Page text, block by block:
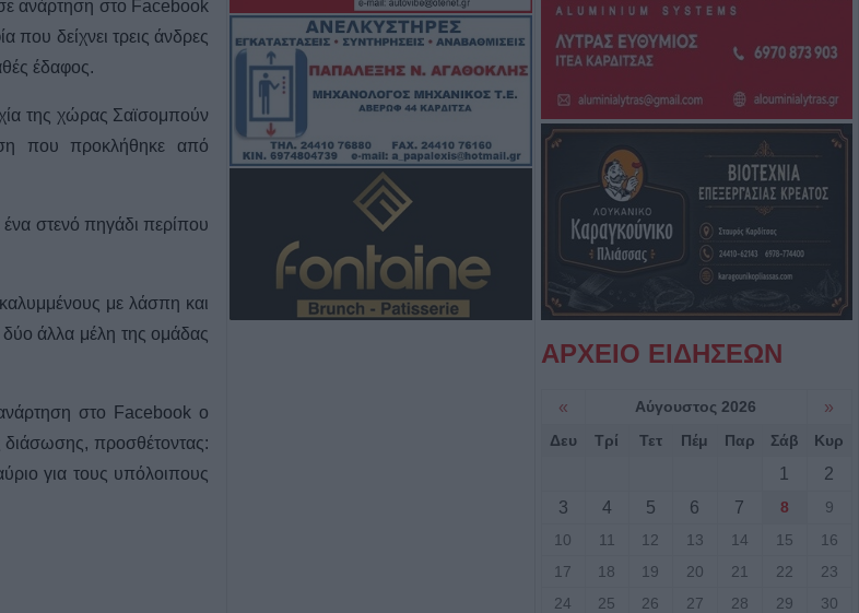
ανάρτηση στο Facebook
δείχνει τρεις άνδρες
έδαφος.
της χώρας Σαϊσομπούν
που προκλήθηκε από
ένα στενό πηγάδι περίπου
με λάσπη και
δύο άλλα μέλη της ομάδας
στο Facebook ο
διάσωσης, προσθέτοντας:
για τους υπόλοιπους
Μονοτεχνική Καρδίτσας: Η no1
επιλογή σε ανακαινίσεις
εσωτερικών και εξωτερικών
χώρων!
7 Αυγούστου 2026, 20:48
ΑΑΔΕ: Άνοιξε ξανά το σύστημα
ΕΑΕ 2025 για διορθώσεις και
συμπληρώσεις στοιχείων από
τους παραγωγούς
7 Αυγούστου 2026, 20:45
Σφοδρό μπουρίνι στο Ζάρκο
Τρικάλων – Εκτεταμένες
ΑΡΧΕΙΟ ΕΙΔΗΣΕΩΝ
« Αύγουστος 2026 »
Δευ Τρί Τετ Πέμ Παρ Σάβ Κυρ
1
2
3
4 5 6 7 8
9
10
11 12 13 14 15
16
17
18 19 20 21 22
23
24
25 26 27 28 29
30